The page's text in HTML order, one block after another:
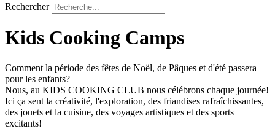
Rechercher
Kids Cooking Camps
Comment la période des fêtes de Noël, de Pâques et d'été passera
pour les enfants?
Nous, au KIDS COOKING CLUB nous célébrons chaque journée!
Ici ça sent la créativité, l'exploration, des friandises rafraîchissantes,
des jouets et la cuisine, des voyages artistiques et des sports
excitants!